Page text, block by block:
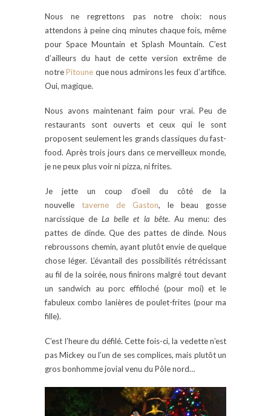
Nous ne regrettons pas notre choix: nous
attendons à peine cinq minutes chaque fois, même
pour Space Mountain et Splash Mountain. C’est
d’ailleurs du haut de cette version extrême de
notrePitoune que nous admirons les feux d’artifice.
Oui, magique.
Nous avons maintenant faim pour vrai. Peu de
restaurants sont ouverts et ceux qui le sont
proposent seulement les grands classiques du fast-
food. Après trois jours dans ce merveilleux monde,
je ne peux plus voir ni pizza, ni frites.
Je jette un coup d’oeil du côté de la
nouvelle taverne de Gaston, le beau gosse
narcissique deLa belle et la bête. Au menu: des
pattes de dinde. Que des pattes de dinde. Nous
rebroussons chemin, ayant plutôt envie de quelque
chose léger. L’évantail des possibilités rétrécissant
au fil de la soirée, nous finirons malgré tout devant
un sandwich au porc effiloché (pour moi) et le
fabuleux combo lanières de poulet-frites (pour ma
fille).
C’est l’heure du défilé. Cette fois-ci, la vedette n’est
pas Mickey ou l’un de ses complices, mais plutôt un
gros bonhomme jovial venu du Pôle nord…